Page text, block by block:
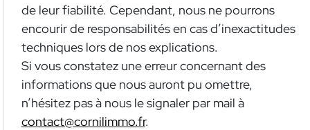
de leur fiabilité. Cependant, nous ne pourrons
encourir de responsabilités en cas d’inexactitudes
techniques lors de nos explications.
Si vous constatez une erreur concernant des
informations que nous auront pu omettre,
n’hésitez pas à nous le signaler par mail à
contact@cornilimmo.fr.